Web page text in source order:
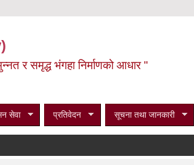
र समृद्ध भंगहा निर्माणको आधार "
सेवा प्रतिवेदन सूचना तथा जानकारी